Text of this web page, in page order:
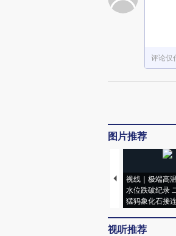
评论仅
图片推荐
视线｜极端高
水位跌破纪录
猛犸象化石接
视听推荐